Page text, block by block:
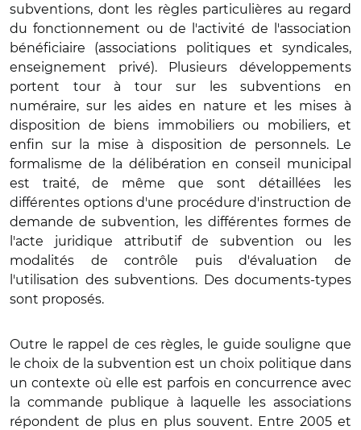
subventions, dont les règles particulières au regard
du fonctionnement ou de l'activité de l'association
bénéficiaire (associations politiques et syndicales,
enseignement privé). Plusieurs développements
portent tour à tour sur les subventions en
numéraire, sur les aides en nature et les mises à
disposition de biens immobiliers ou mobiliers, et
enfin sur la mise à disposition de personnels. Le
formalisme de la délibération en conseil municipal
est traité, de même que sont détaillées les
différentes options d'une procédure d'instruction de
demande de subvention, les différentes formes de
l'acte juridique attributif de subvention ou les
modalités de contrôle puis d'évaluation de
l'utilisation des subventions. Des documents-types
sont proposés.
Outre le rappel de ces règles, le guide souligne que
le choix de la subvention est un choix politique dans
un contexte où elle est parfois en concurrence avec
la commande publique à laquelle les associations
répondent de plus en plus souvent. Entre 2005 et